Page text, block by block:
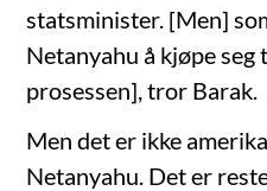
statsminister. [Men]
Netanyahu å kjøpe seg
prosessen], tror Barak.
Men det er ikke
Netanyahu. Det er